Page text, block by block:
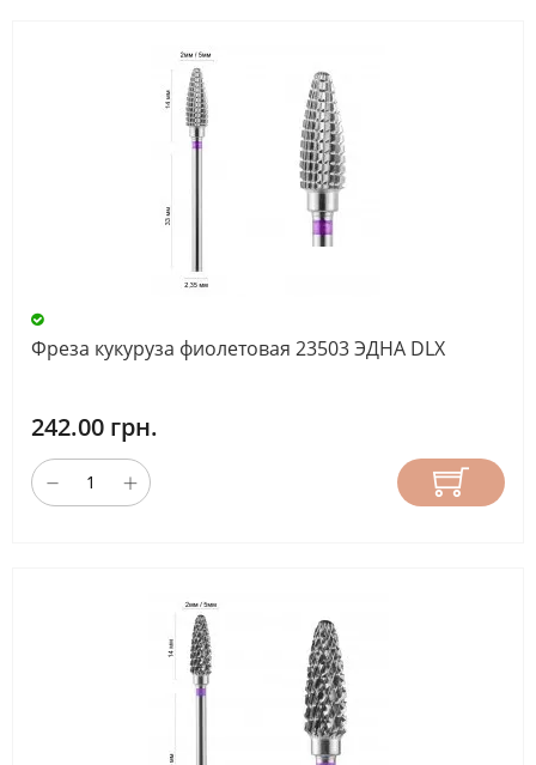
ПРИМЕНЕНИЯ
ДЛИНА
(ММ)
Фреза кукуруза фиолетовая 23503 ЭДНА DLX
242.00 грн.